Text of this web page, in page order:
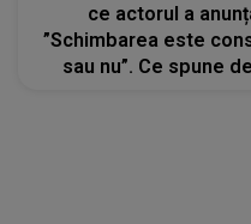
ce actorul a
”Schimbarea este
sau nu”. Ce spune